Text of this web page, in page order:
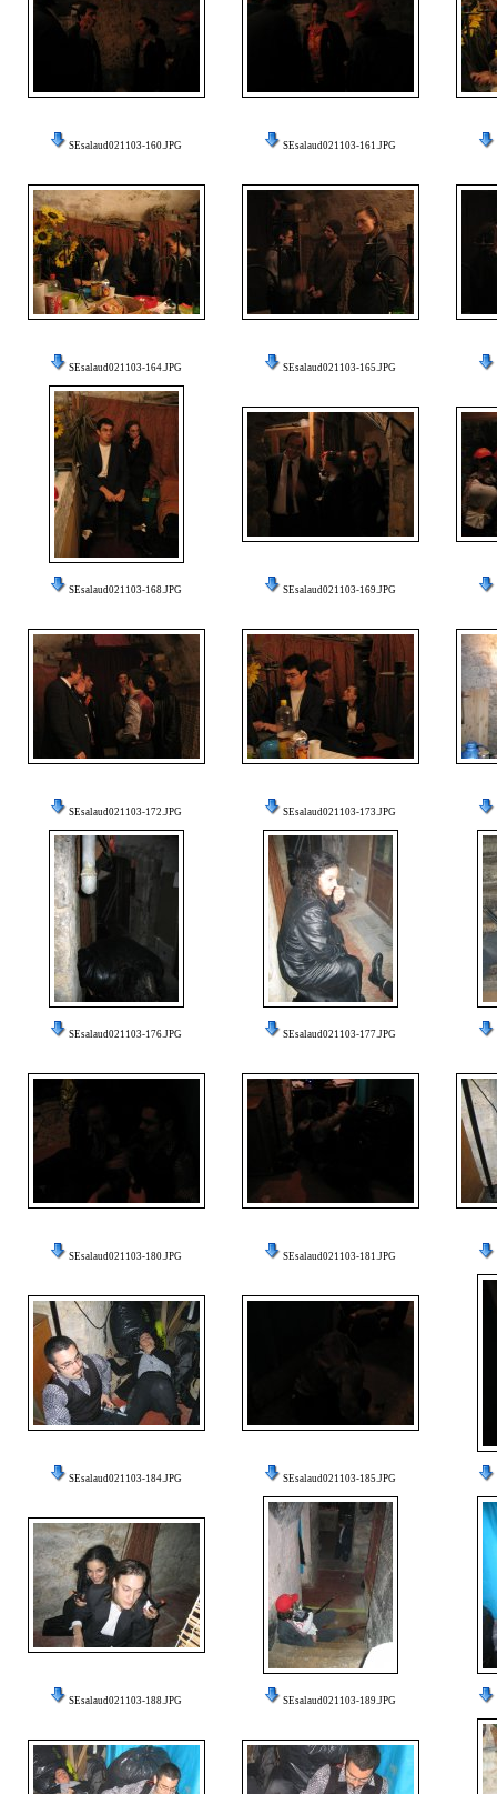
SEsalaud021103-160.JPG SEsalaud021103-161.JPG
SEsalaud021103-164.JPG SEsalaud021103-165.JPG
SEsalaud021103-168.JPG SEsalaud021103-169.JPG
SEsalaud021103-172.JPG SEsalaud021103-173.JPG
SEsalaud021103-176.JPG SEsalaud021103-177.JPG
SEsalaud021103-180.JPG SEsalaud021103-181.JPG
SEsalaud021103-184.JPG SEsalaud021103-185.JPG
SEsalaud021103-188.JPG SEsalaud021103-189.JPG